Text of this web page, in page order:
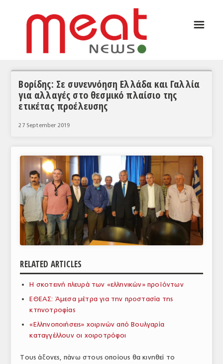
ΣΥΝΕΝΤΕΥΞΕΙΣ
ΚΟΣΜΟΣ
ΕΙΔΗΣΕΙΣ
ΕΥΡΩΠΑΪΚΕΣ ΑΠΟΦΑΣΕΙΣ
ΘΕΜΑΤΑ
ΑΝΑΛΥΣΕΙΣ
ΣΦΑΓΕΙΑ
ΕΞΟΠΛΙΣΜΟΣ
ΥΠΗΡΕΣΙΕΣ
☰
Βορίδης: Σε συνεννόηση Ελλάδα και Γαλλία
για αλλαγές στο θεσμικό πλαίσιο της
ετικέτας προέλευσης
27 September 2019
RELATED ARTICLES
Η σκοτεινή πλευρά των «ελληνικών» προϊόντων
ΕΘΕΑΣ: Άμεσα μέτρα για την προστασία της
κτηνοτροφίας
«Ελληνοποιήσεις» χοιρινών από Βουλγαρία
καταγγέλλουν οι χοιροτρόφοι
Τους άξονες, πάνω στους οποίους θα κινηθεί το